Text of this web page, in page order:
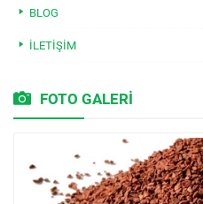
BLOG
İLETIŞIM
FOTO GALERİ